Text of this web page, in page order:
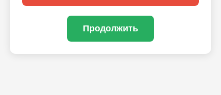
Продолжить